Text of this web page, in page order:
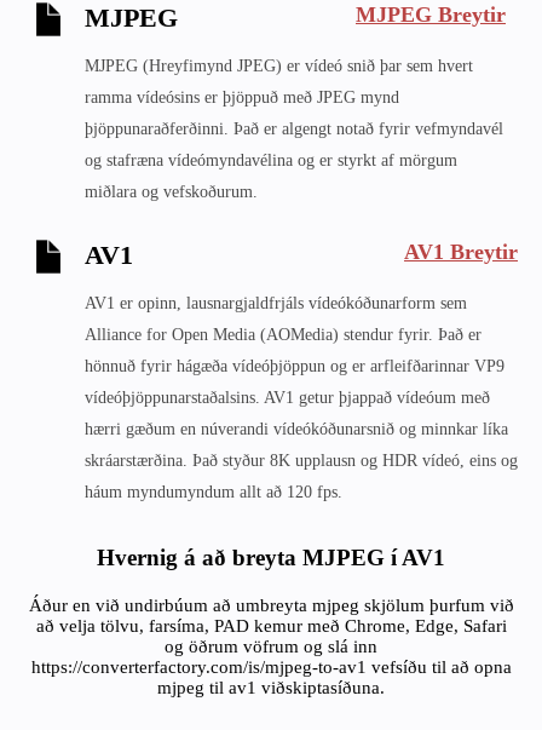
MJPEG MJPEG Breytir
MJPEG (Hreyfimynd JPEG) er vídeó snið þar sem hvert
ramma vídeósins er þjöppuð með JPEG mynd
þjöppunaraðferðinni. Það er algengt notað fyrir vefmyndavél
og stafræna vídeómyndavélina og er styrkt af mörgum
miðlara og vefskoðurum.
AV1 AV1 Breytir
AV1 er opinn, lausnargjaldfrjáls vídeókóðunarform sem
Alliance for Open Media (AOMedia) stendur fyrir. Það er
hönnuð fyrir hágæða vídeóþjöppun og er arfleifðarinnar VP9
vídeóþjöppunarstaðalsins. AV1 getur þjappað vídeóum með
hærri gæðum en núverandi vídeókóðunarsnið og minnkar líka
skráarstærðina. Það styður 8K upplausn og HDR vídeó, eins og
háum myndumyndum allt að 120 fps.
Hvernig á að breyta MJPEG í AV1
Áður en við undirbúum að umbreyta mjpeg skjölum þurfum við
að velja tölvu, farsíma, PAD kemur með Chrome, Edge, Safari
og öðrum vöfrum og slá inn
https://converterfactory.com/is/mjpeg-to-av1 vefsíðu til að opna
mjpeg til av1 viðskiptasíðuna.